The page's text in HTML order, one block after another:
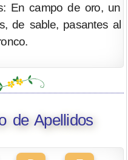
En campo de oro, un
de sable, pasantes al
de Apellidos